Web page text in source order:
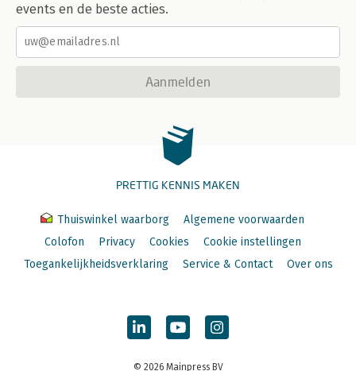
events en de beste acties.
Aanmelden
PRETTIG KENNIS MAKEN
Thuiswinkel waarborg
Algemene voorwaarden
Colofon
Privacy Cookies
Cookie instellingen
Toegankelijkheidsverklaring
Service & Contact Over ons
© 2026 Mainpress BV